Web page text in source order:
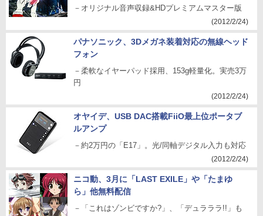
－オリジナル音声収録&HDプレミアムマスター版
(2012/2/24)
パナソニック、3Dメガネ装着対応の無線ヘッド
フォン
－柔軟なイヤーパッド採用、153g軽量化。実売3万
円
(2012/2/24)
オヤイデ、USB DAC搭載FiiO最上位ポータブ
ルアンプ
－約2万円の「E17」。光/同軸デジタル入力も対応
(2012/2/24)
ニコ動、3月に「LAST EXILE」や「たまゆ
ら」他無料配信
－「これはゾンビですか?」、「デュラララ!!」も